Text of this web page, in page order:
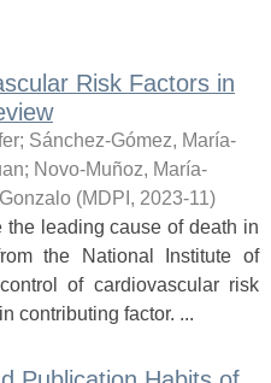
Risk Factors in
; Sánchez-Gómez, María-
; Novo-Muñoz, María-
(MDPI , 2023-11)
leading cause of death in
the National Institute of
of cardiovascular risk
contributing factor. ...